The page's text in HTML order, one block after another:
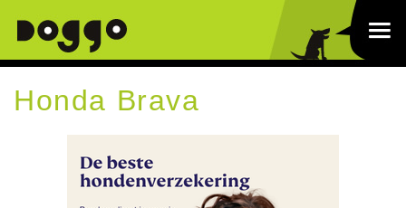
Honda Brava